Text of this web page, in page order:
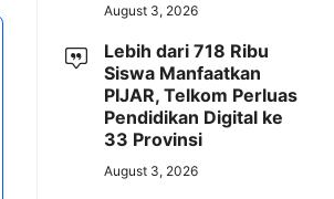
August 3, 2026
Lebih dari 718 Ribu
Siswa Manfaatkan
PIJAR, Telkom Perluas
Pendidikan Digital ke
33 Provinsi
August 3, 2026